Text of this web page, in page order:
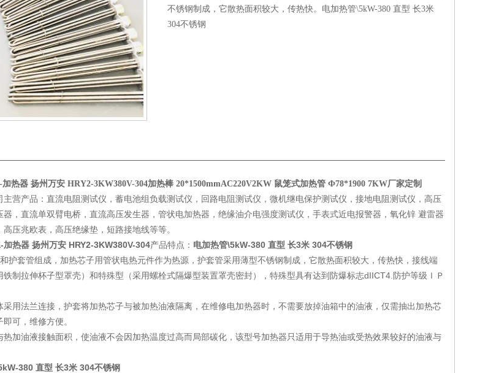
不锈钢制成，它散热面积较大，传热快。电加热管\5kW-380 直型 长3米
304不锈钢
加热器 扬州万安 HRY2-3KW380V-304加热棒 20*1500mmAC220V2KW 鼠笼式加热管 Ф78*1900 7KW厂家定制
营产品：直流电阻测试仪，蓄电池组负载测试仪，回路电阻测试仪，微机继电保护测试仪，接地电阻测试仪，高压
，直流单双臂电桥，直流高压发生器，管状电加热器，绝缘油介电强度测试仪，手表式近电报警器，氧化锌 避雷器
压兆欧表，高压绝缘垫，短路接地线等等。
加热器 扬州万安 HRY2-3KW380V-304产品特点： 电加热管\5kW-380 直型 长3米 304不锈钢
护套管组成，加热芯子用管状电热元件作为热源，护套管采用薄型不锈钢制成，它散热面积较大，传热快，接线端
制拉伸杯子型罩壳）和特殊型（采用螺栓式隔爆型装置罩壳密封），特殊型具有达到防爆标志dIICT4.防护等级ＩＰ
采用法兰连接，护套将加热芯子与被加热油液隔离，在维修电加热器时，不需要放掉油箱中的油液，仅需抽出加热芯
可，维修方便。
热加油液接触面积，使油液不会因加热温度过高而局部碳化，该型号加热器只适用于导热油或受热效果较好的油液与
380 直型 长3米 304不锈钢